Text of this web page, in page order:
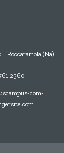
Roccarainola (Na)
2560
com-